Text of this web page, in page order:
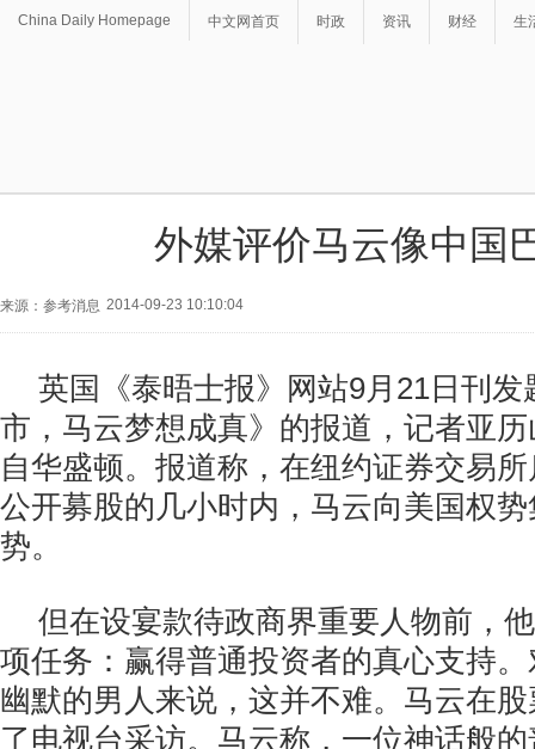
China Daily Homepage 中文网首页 时政 资讯 财经 生
外媒评价马云像中国
来源：参考消息 2014-09-23 10:10:04
英国《泰晤士报》网站9月21日刊
市，马云梦想成真》的报道，记者亚
自华盛顿。报道称，在纽约证券交易
公开募股的几小时内，马云向美国权
势。
但在设宴款待政商界重要人物前，
项任务：赢得普通投资者的真心支持
幽默的男人来说，这并不难。马云在
了电视台采访。马云称，一位神话般